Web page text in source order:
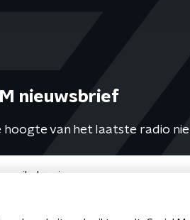
nieuwsbrief
van het laatste radio